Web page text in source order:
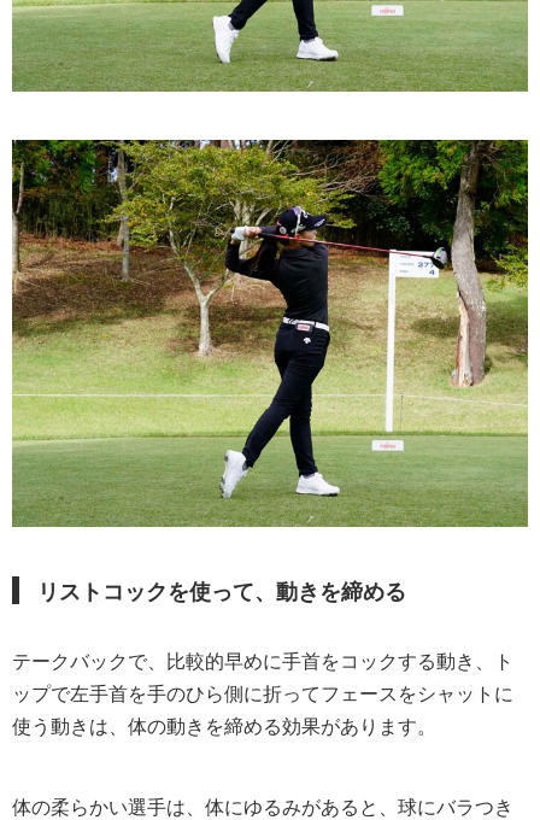
リストコックを使って、動きを締める
テークバックで、比較的早めに手首をコックする動き、ト
ップで左手首を手のひら側に折ってフェースをシャットに
使う動きは、体の動きを締める効果があります。
体の柔らかい選手は、体にゆるみがあると、球にバラつき